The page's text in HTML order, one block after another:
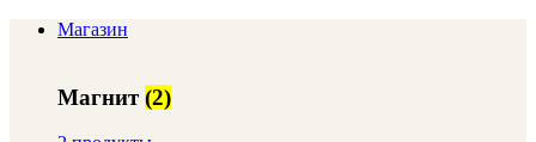
Магазин
Магнит(2)